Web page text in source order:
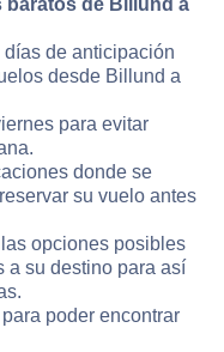
de Billund a
de anticipación
desde Billund a
para evitar
donde se
su vuelo antes
opciones posibles
a su destino para así
poder encontrar